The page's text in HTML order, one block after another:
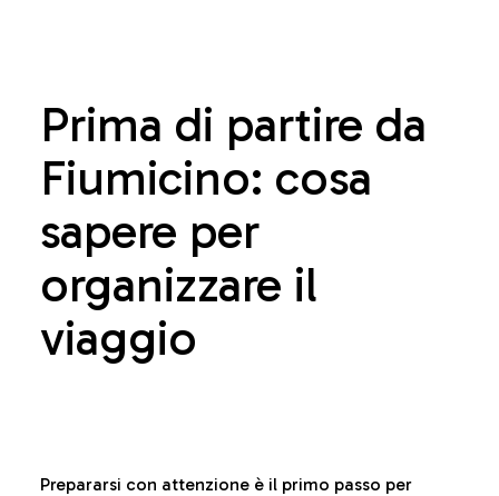
Prima di partire da
Fiumicino: cosa
sapere per
organizzare il
viaggio
Prepararsi con attenzione è il primo passo per